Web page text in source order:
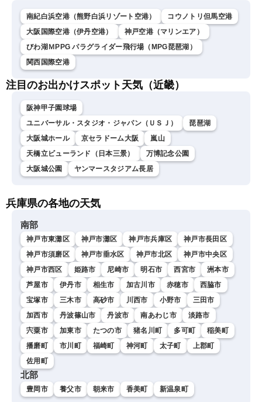
南紀白浜空港（熊野白浜リゾート空港）
コウノトリ但馬空港
大阪国際空港（伊丹空港）
神戸空港（マリンエア）
びわ湖ＭPPG パラグライダー飛行場（MPG琵琶湖）
関西国際空港
注目のお出かけスポット天気（近畿）
阪神甲子園球場
ユニバーサル・スタジオ・ジャパン（ＵＳＪ）
琵琶湖
大阪城ホール
京セラドーム大阪
嵐山
天橋立ビューランド（日本三景）
万博記念公園
大阪城公園
ヤンマースタジアム長居
兵庫県の各地の天気
南部
神戸市東灘区 神戸市灘区 神戸市兵庫区
神戸市長田区
神戸市須磨区
神戸市垂水区 神戸市北区
神戸市中央区
神戸市西区
姫路市 尼崎市 明石市 西宮市
洲本市
芦屋市
伊丹市 相生市 加古川市 赤穂市
西脇市
宝塚市
三木市 高砂市 川西市 小野市
三田市
加西市
丹波篠山市 丹波市 南あわじ市
淡路市
宍粟市
加東市 たつの市 猪名川町 多可町
稲美町
播磨町
市川町 福崎町 神河町 太子町
上郡町
佐用町
北部
豊岡市 養父市 朝来市 香美町 新温泉町